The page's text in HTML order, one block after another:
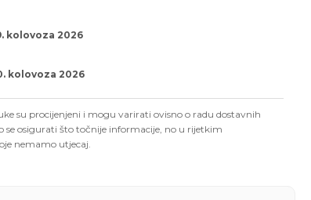
kolovoza 2026
kolovoza 2026
su procijenjeni i mogu varirati ovisno o radu dostavnih
se osigurati što točnije informacije, no u rijetkim
nemamo utjecaj.